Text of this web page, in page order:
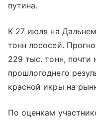
путина.
К 27 июля на
тонн лососей.
229 тыс. тонн, почти
прошлогоднего
красной икры на
По оценкам